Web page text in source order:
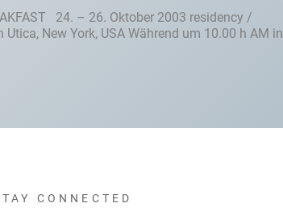
24. – 26. Oktober 2003 residency /
New York, USA Während um 10.00 h AM in
CONNECTED